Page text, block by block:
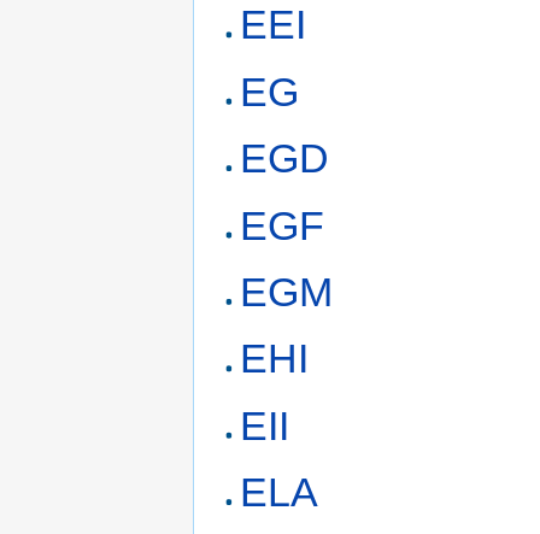
EEI
EG
EGD
EGF
EGM
EHI
EII
ELA